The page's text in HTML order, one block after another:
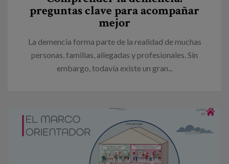
preguntas clave para acompañar
mejor
La demencia forma parte de la realidad de muchas
personas, familias, allegadas y profesionales. Sin
embargo, todavía existe un gran...